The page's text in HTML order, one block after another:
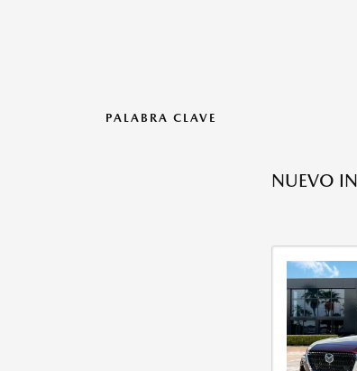
PALABRA CLAVE
NUEVO